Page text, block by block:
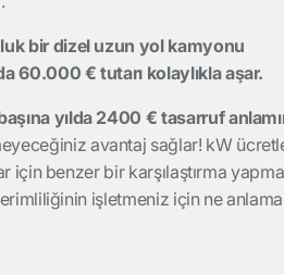
bir dizel uzun yol kamyonu
60.000 € tutarı kolaylıkla aşar.
yılda 2400 € tasarruf
avantaj sağlar! kW
için benzer bir karşılaştırma
işletmeniz için ne